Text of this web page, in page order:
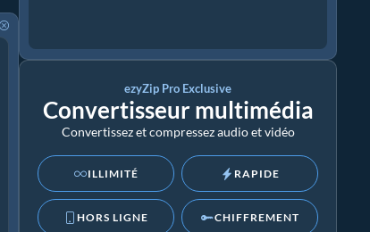
ezyZip Pro Exclusive
Convertisseur multimédia
Convertissez et compressez audio et vidéo
ILLIMITÉ RAPIDE
HORS LIGNE CHIFFREMENT